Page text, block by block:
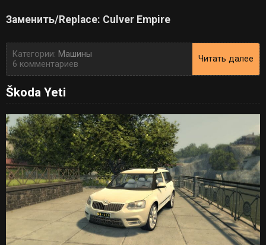
Заменить/Replace: Culver Empire
Категории: Машины
6 комментариев
Читать далее
Škoda Yeti